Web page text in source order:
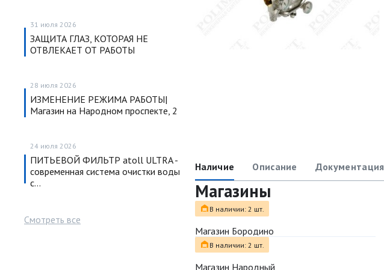
31 июля 2026
ЗАЩИТА ГЛАЗ, КОТОРАЯ НЕ
ОТВЛЕКАЕТ ОТ РАБОТЫ
28 июля 2026
ИЗМЕНЕНИЕ РЕЖИМА РАБОТЫ|
Магазин на Народном проспекте, 2
24 июля 2026
ПИТЬЕВОЙ ФИЛЬТР atoll ULTRA -
современная система очистки воды
с…
Смотреть все
Наличие Описание Документация
Магазины
В наличии: 2 шт.
Магазин Бородино
В наличии: 2 шт.
Магазин Народный